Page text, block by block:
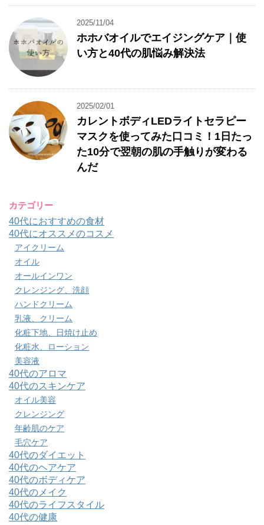
2025/11/04
ホホバオイルでエイジングケア｜使
い方と40代の肌悩み解決法
2025/02/01
カレントボディLEDライトセラピー
マスクを使ってみた口コミ！1日たっ
た10分で翌朝の肌の手触りが変わる
んだ
カテゴリー
40代におすすめの食材
40代にオススメのコスメ
アイクリーム
オイル
オールインワン
クレンジング、洗顔
ハンドクリーム
乳液、クリーム
化粧下地、日焼け止め
化粧水、ローション
美容液
40代のアロマ
40代のスキンケア
オイル美容
クレンジング
年齢肌のケア
毛穴ケア
40代のダイエット
40代のヘアケア
40代のボディケア
40代のメイク
40代のライフスタイル
40代の健康